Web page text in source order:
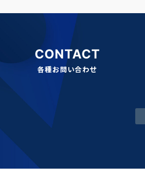
CONTACT
各種お問い合わせ